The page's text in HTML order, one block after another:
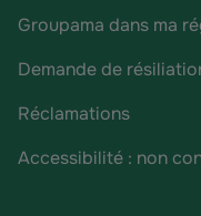
Groupama dans ma
Demande de
Réclamations
Accessibilité : non